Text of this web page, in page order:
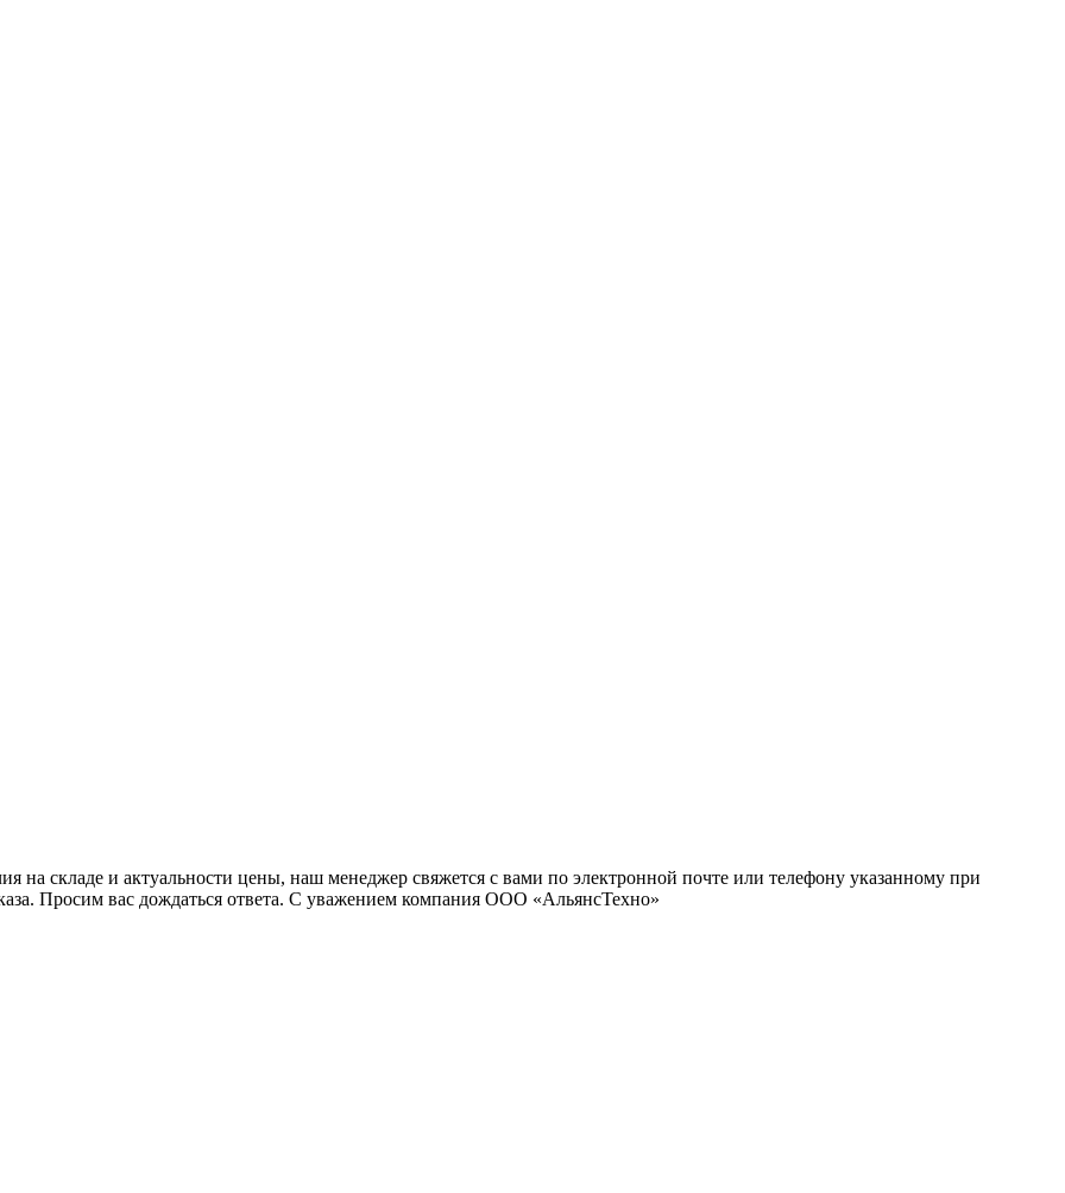
на складе и актуальности цены, наш менеджер свяжется с вами по электронной почте или телефону указанному при
Просим вас дождаться ответа. С уважением компания ООО «АльянсТехно»